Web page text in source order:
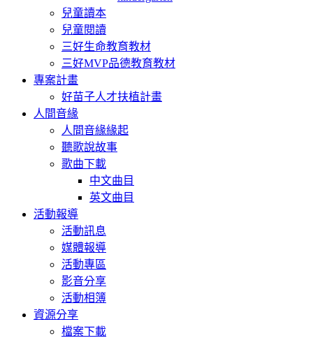
兒童讀本
兒童閱讀
三好生命教育教材
三好MVP品德教育教材
專案計畫
好苗子人才扶植計畫
人間音緣
人間音緣緣起
聽歌說故事
歌曲下載
中文曲目
英文曲目
活動報導
活動訊息
媒體報導
活動專區
影音分享
活動相簿
資源分享
檔案下載